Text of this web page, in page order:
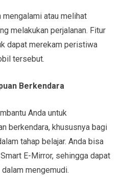
mengalami atau melihat
melakukan perjalanan. Fitur
dapat merekam peristiwa
tersebut.
Berkendara
Anda untuk
berkendara, khususnya bagi
tahap belajar. Anda bisa
E-Mirror, sehingga dapat
mengemudi.